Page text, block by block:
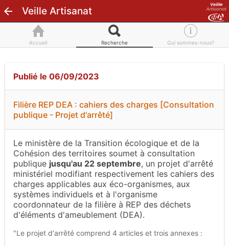
Veille Artisanat
Accueil Recherche Qui sommes-nous?
Publié le 06/09/2023
Filière REP DEA : cahiers des charges [Consultation
publique - Projet d'arrêté]
Le ministère de la Transition écologique et de la
Cohésion des territoires soumet à consultation
publique jusqu'au 22 septembre, un projet d'arrêté
ministériel modifiant respectivement les cahiers des
charges applicables aux éco-organismes, aux
systèmes individuels et à l'organisme
coordonnateur de la filière à REP des déchets
d'éléments d'ameublement (DEA).
"Le projet d'arrêté comprend 4 articles et trois annexes :